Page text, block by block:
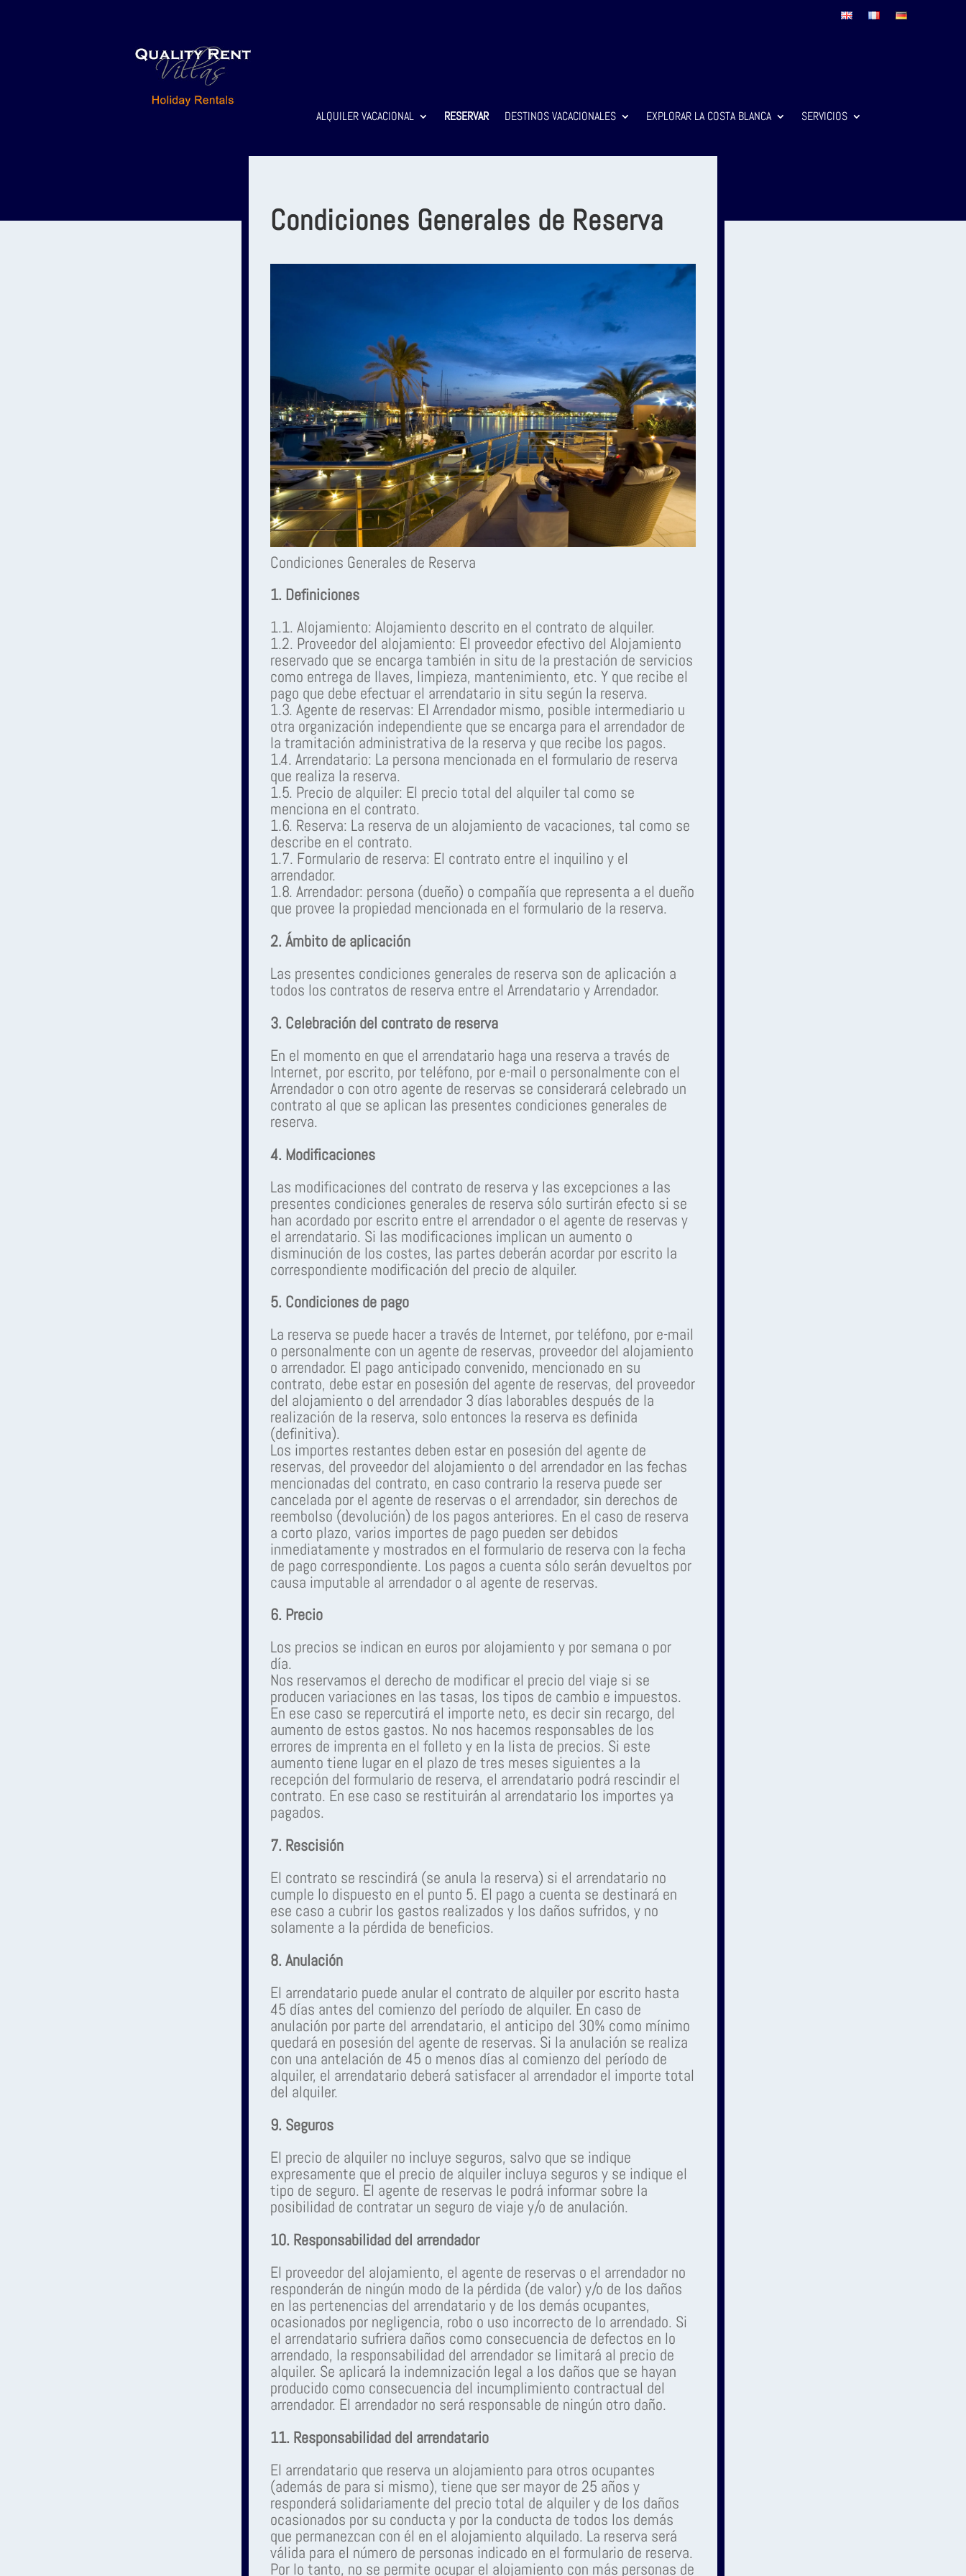
ALQUILER VACACIONAL RESERVAR DESTINOS VACACIONALES EXPLORAR LA COSTA BLANCA SERVICIOS
Condiciones Generales de Reserva
Condiciones Generales de Reserva
1. Definiciones
1.1. Alojamiento: Alojamiento descrito en el contrato de alquiler.
1.2. Proveedor del alojamiento: El proveedor efectivo del Alojamiento
reservado que se encarga también in situ de la prestación de servicios
como entrega de llaves, limpieza, mantenimiento, etc. Y que recibe el
pago que debe efectuar el arrendatario in situ según la reserva.
1.3. Agente de reservas: El Arrendador mismo, posible intermediario u
otra organización independiente que se encarga para el arrendador de
la tramitación administrativa de la reserva y que recibe los pagos.
1.4. Arrendatario: La persona mencionada en el formulario de reserva
que realiza la reserva.
1.5. Precio de alquiler: El precio total del alquiler tal como se
menciona en el contrato.
1.6. Reserva: La reserva de un alojamiento de vacaciones, tal como se
describe en el contrato.
1.7. Formulario de reserva: El contrato entre el inquilino y el
arrendador.
1.8. Arrendador: persona (dueño) o compañía que representa a el dueño
que provee la propiedad mencionada en el formulario de la reserva.
2. Ámbito de aplicación
Las presentes condiciones generales de reserva son de aplicación a
todos los contratos de reserva entre el Arrendatario y Arrendador.
3. Celebración del contrato de reserva
En el momento en que el arrendatario haga una reserva a través de
Internet, por escrito, por teléfono, por e-mail o personalmente con el
Arrendador o con otro agente de reservas se considerará celebrado un
contrato al que se aplican las presentes condiciones generales de
reserva.
4. Modificaciones
Las modificaciones del contrato de reserva y las excepciones a las
presentes condiciones generales de reserva sólo surtirán efecto si se
han acordado por escrito entre el arrendador o el agente de reservas y
el arrendatario. Si las modificaciones implican un aumento o
disminución de los costes, las partes deberán acordar por escrito la
correspondiente modificación del precio de alquiler.
5. Condiciones de pago
La reserva se puede hacer a través de Internet, por teléfono, por e-mail
o personalmente con un agente de reservas, proveedor del alojamiento
o arrendador. El pago anticipado convenido, mencionado en su
contrato, debe estar en posesión del agente de reservas, del proveedor
del alojamiento o del arrendador 3 días laborables después de la
realización de la reserva, solo entonces la reserva es definida
(definitiva).
Los importes restantes deben estar en posesión del agente de
reservas, del proveedor del alojamiento o del arrendador en las fechas
mencionadas del contrato, en caso contrario la reserva puede ser
cancelada por el agente de reservas o el arrendador, sin derechos de
reembolso (devolución) de los pagos anteriores. En el caso de reserva
a corto plazo, varios importes de pago pueden ser debidos
inmediatamente y mostrados en el formulario de reserva con la fecha
de pago correspondiente. Los pagos a cuenta sólo serán devueltos por
causa imputable al arrendador o al agente de reservas.
6. Precio
Los precios se indican en euros por alojamiento y por semana o por
día.
Nos reservamos el derecho de modificar el precio del viaje si se
producen variaciones en las tasas, los tipos de cambio e impuestos.
En ese caso se repercutirá el importe neto, es decir sin recargo, del
aumento de estos gastos. No nos hacemos responsables de los
errores de imprenta en el folleto y en la lista de precios. Si este
aumento tiene lugar en el plazo de tres meses siguientes a la
recepción del formulario de reserva, el arrendatario podrá rescindir el
contrato. En ese caso se restituirán al arrendatario los importes ya
pagados.
7. Rescisión
El contrato se rescindirá (se anula la reserva) si el arrendatario no
cumple lo dispuesto en el punto 5. El pago a cuenta se destinará en
ese caso a cubrir los gastos realizados y los daños sufridos, y no
solamente a la pérdida de beneficios.
8. Anulación
El arrendatario puede anular el contrato de alquiler por escrito hasta
45 días antes del comienzo del período de alquiler. En caso de
anulación por parte del arrendatario, el anticipo del 30% como mínimo
quedará en posesión del agente de reservas. Si la anulación se realiza
con una antelación de 45 o menos días al comienzo del período de
alquiler, el arrendatario deberá satisfacer al arrendador el importe total
del alquiler.
9. Seguros
El precio de alquiler no incluye seguros, salvo que se indique
expresamente que el precio de alquiler incluya seguros y se indique el
tipo de seguro. El agente de reservas le podrá informar sobre la
posibilidad de contratar un seguro de viaje y/o de anulación.
10. Responsabilidad del arrendador
El proveedor del alojamiento, el agente de reservas o el arrendador no
responderán de ningún modo de la pérdida (de valor) y/o de los daños
en las pertenencias del arrendatario y de los demás ocupantes,
ocasionados por negligencia, robo o uso incorrecto de lo arrendado. Si
el arrendatario sufriera daños como consecuencia de defectos en lo
arrendado, la responsabilidad del arrendador se limitará al precio de
alquiler. Se aplicará la indemnización legal a los daños que se hayan
producido como consecuencia del incumplimiento contractual del
arrendador. El arrendador no será responsable de ningún otro daño.
11. Responsabilidad del arrendatario
El arrendatario que reserva un alojamiento para otros ocupantes
(además de para si mismo), tiene que ser mayor de 25 años y
responderá solidariamente del precio total de alquiler y de los daños
ocasionados por su conducta y por la conducta de todos los demás
que permanezcan con él en el alojamiento alquilado. La reserva será
válida para el número de personas indicado en el formulario de reserva.
Por lo tanto, no se permite ocupar el alojamiento con más personas de